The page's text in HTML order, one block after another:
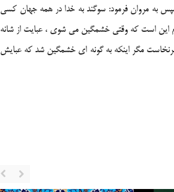
به مروان فرمود: سوگند به خدا در همه جهان كسي
اين است كه وقتي خشمگين مي شوي ، عبايت از شانه
برنخاست مگر اينكه به گونه اي خشمگين شد كه عبايش